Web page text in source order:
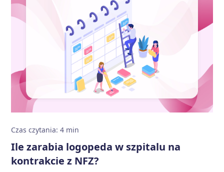
Czas czytania:4 min
Ile zarabia logopeda w szpitalu na
kontrakcie z NFZ?